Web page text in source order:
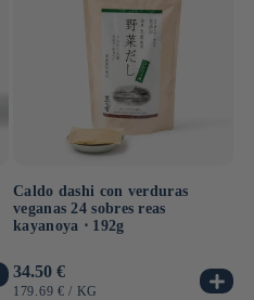
Caldo dashi con verduras
veganas 24 sobres reas
kayanoya ⋅ 192g
Precio
habitual
34.50 €
PRECIO
179.69 € / POR
KG